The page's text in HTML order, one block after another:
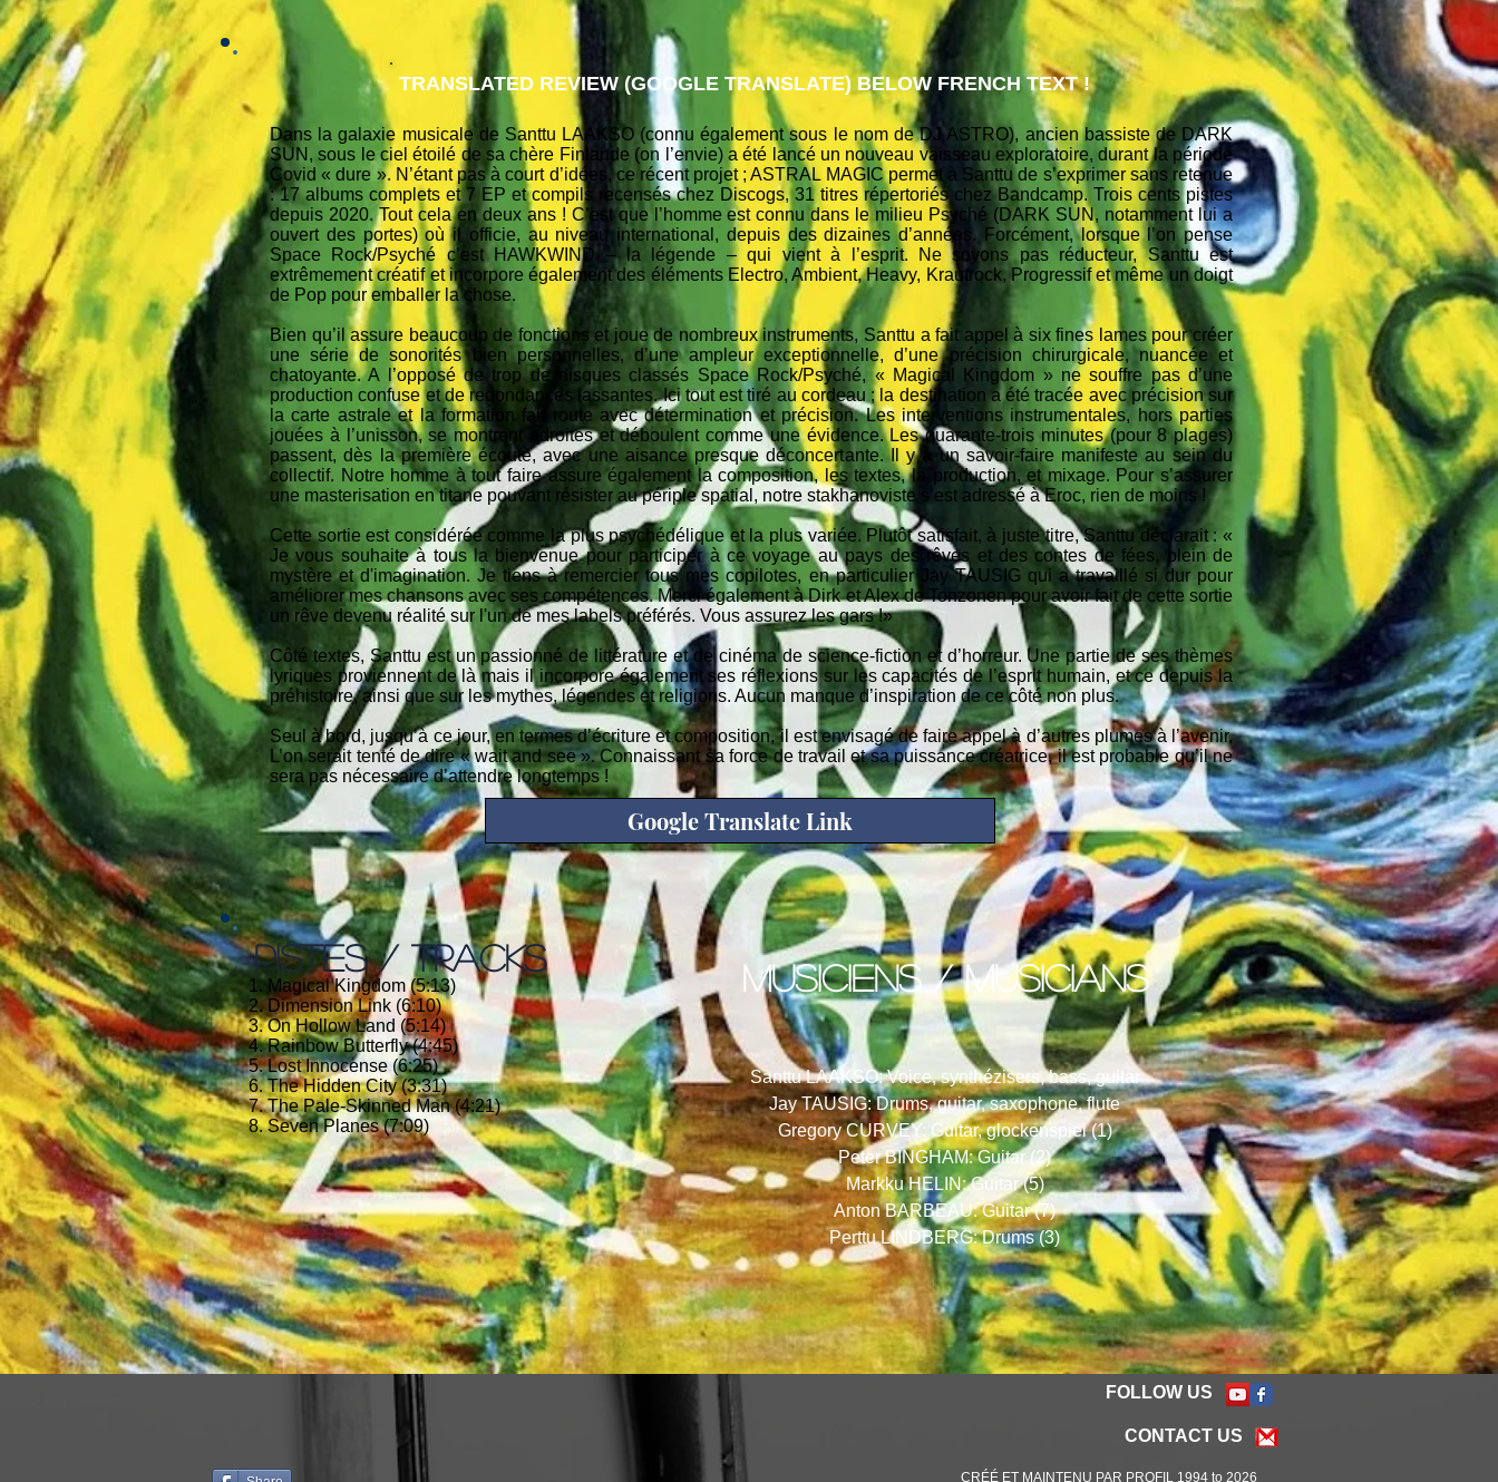
TRANSLATED REVIEW (GOOGLE TRANSLATE) BELOW FRENCH TEXT !
Dans la galaxie musicale de Santtu LAAKSO (connu également sous le nom de DJ ASTRO), ancien bassiste de DARK
SUN, sous le ciel étoilé de sa chère Finlande (on l’envie) a été lancé un nouveau vaisseau exploratoire, durant la période
Covid « dure ». N’étant pas à court d’idées, ce récent projet ; ASTRAL MAGIC permet à Santtu de s’exprimer sans retenue
: 17 albums complets et 7 EP et compils recensés chez Discogs, 31 titres répertoriés chez Bandcamp. Trois cents pistes
depuis 2020. Tout cela en deux ans ! C’est que l’homme est connu dans le milieu Psyché (DARK SUN, notamment lui a
ouvert des portes) où il officie, au niveau international, depuis des dizaines d’années. Forcément, lorsque l’on pense
Space Rock/Psyché c’est HAWKWIND – la légende – qui vient à l’esprit. Ne soyons pas réducteur, Santtu est
extrêmement créatif et incorpore également des éléments Electro, Ambient, Heavy, Krautrock, Progressif et même un doigt
de Pop pour emballer la chose.
Bien qu’il assure beaucoup de fonctions et joue de nombreux instruments, Santtu a fait appel à six fines lames pour créer
une série de sonorités bien personnelles, d’une ampleur exceptionnelle, d’une précision chirurgicale, nuancée et
chatoyante. A l’opposé de trop de disques classés Space Rock/Psyché, « Magical Kingdom » ne souffre pas d’une
production confuse et de redondances lassantes. Ici tout est tiré au cordeau ; la destination a été tracée avec précision sur
la carte astrale et la formation fait route avec détermination et précision. Les interventions instrumentales, hors parties
jouées à l’unisson, se montrent adroites et déboulent comme une évidence. Les quarante-trois minutes (pour 8 plages)
passent, dès la première écoute, avec une aisance presque déconcertante. Il y a un savoir-faire manifeste au sein du
collectif. Notre homme à tout faire assure également la composition, les textes, la production, et mixage. Pour s’assurer
une masterisation en titane pouvant résister au périple spatial, notre stakhanoviste s’est adressé à Eroc, rien de moins !
Cette sortie est considérée comme la plus psychédélique et la plus variée. Plutôt satisfait, à juste titre, Santtu déclarait : «
Je vous souhaite à tous la bienvenue pour participer à ce voyage au pays des rêves et des contes de fées, plein de
mystère et d'imagination. Je tiens à remercier tous mes copilotes, en particulier Jay TAUSIG qui a travaillé si dur pour
améliorer mes chansons avec ses compétences. Merci également à Dirk et Alex de Tonzonen pour avoir fait de cette sortie
un rêve devenu réalité sur l'un de mes labels préférés. Vous assurez les gars !»
Côté textes, Santtu est un passionné de littérature et de cinéma de science-fiction et d’horreur. Une partie de ses thèmes
lyriques proviennent de là mais il incorpore également ses réflexions sur les capacités de l’esprit humain, et ce depuis la
préhistoire, ainsi que sur les mythes, légendes et religions. Aucun manque d’inspiration de ce côté non plus.
Seul à bord, jusqu’à ce jour, en termes d’écriture et composition, il est envisagé de faire appel à d’autres plumes à l’avenir.
L’on serait tenté de dire « wait and see ». Connaissant sa force de travail et sa puissance créatrice, il est probable qu’il ne
sera pas nécessaire d’attendre longtemps !
Google Translate Link
PISTES / TRACKS
1. Magical Kingdom (5:13)
2. Dimension Link (6:10)
3. On Hollow Land (5:14)
4. Rainbow Butterfly (4:45)
5. Lost Innocense (6:25)
6. The Hidden City (3:31)
7. The Pale-Skinned Man (4:21)
8. Seven Planes (7:09)
Santtu LAAKSO: Voice, synthézisers, bass, guitar
Jay TAUSIG: Drums, guitar, saxophone, flute
Gregory CURVEY: Guitar, glockenspiel (1)
Peter BINGHAM: Guitar (2)
Markku HELIN: Guitar (5)
Anton BARBEAU: Guitar (7)
Perttu LINDBERG: Drums (3)
musiciens / musicians
FOLLOW US
CONTACT US
CRÉÉ ET MAINTENU PAR PROFIL 1994 to 2026